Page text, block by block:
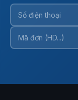
Weight